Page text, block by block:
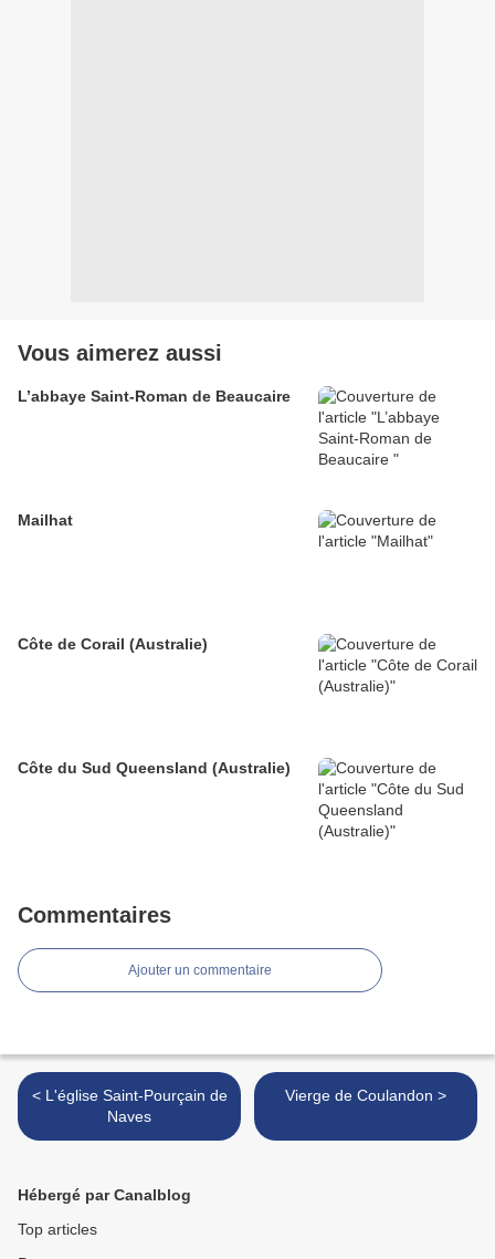
Vous aimerez aussi
L’abbaye Saint-Roman de Beaucaire
Mailhat
Côte de Corail (Australie)
Côte du Sud Queensland (Australie)
Commentaires
Ajouter un commentaire
< L'église Saint-Pourçain de
Naves
Vierge de Coulandon >
Hébergé par Canalblog
Top articles